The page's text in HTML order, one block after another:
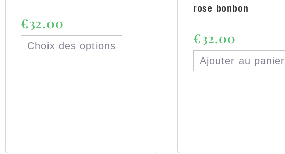
€32.00
Choix des options
rose bonbon
€32.00
Ajouter au panier